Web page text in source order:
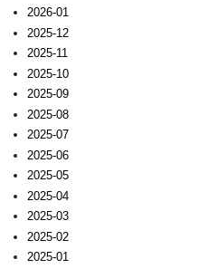
2026-01
2025-12
2025-11
2025-10
2025-09
2025-08
2025-07
2025-06
2025-05
2025-04
2025-03
2025-02
2025-01